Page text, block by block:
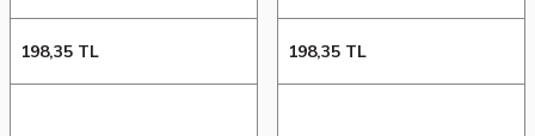
198,35 TL 198,35 TL